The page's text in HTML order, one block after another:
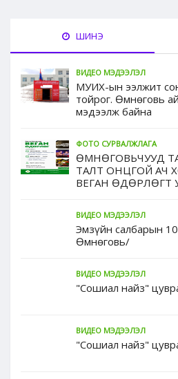
ШИНЭ
ВИДЕО МЭДЭЭЛЭЛ
МУИХ-ын ээлжит
тойрог. Өмнөговь
мэдээлж байна
ФОТО СУРВАЛЖЛАГА
ӨМНӨГОВЬЧУУД
ТАЛТ ОНЦГОЙ АЧ
ВЕГАН ӨДӨРЛӨГТ
ВИДЕО МЭДЭЭЛЭЛ
Эмзүйн салбарын
Өмнөговь/
ВИДЕО МЭДЭЭЛЭЛ
"Сошиал найз"
ВИДЕО МЭДЭЭЛЭЛ
"Сошиал найз"